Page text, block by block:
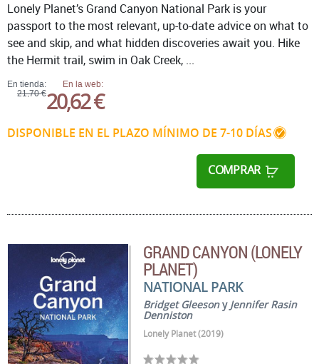
En tienda:
21,70 €
En la web:
20,62 €
DISPONIBLE EN EL PLAZO MÍNIMO DE 7-10 DÍAS
COMPRAR
Lonely Planet’s Grand Canyon National Park is your
passport to the most relevant, up-to-date advice on what to
see and skip, and what hidden discoveries await you. Hike
the Hermit trail, swim in Oak Creek, ...
GRAND CANYON (LONELY
PLANET)
NATIONAL PARK
Bridget Gleesony Jennifer Rasin
Denniston
Lonely Planet (2019)